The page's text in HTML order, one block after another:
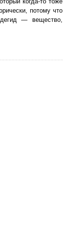
потому что
— вещество,